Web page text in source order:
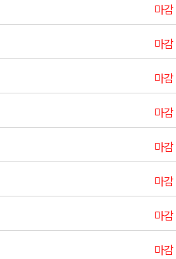
마감
마감
마감
마감
마감
마감
마감
마감